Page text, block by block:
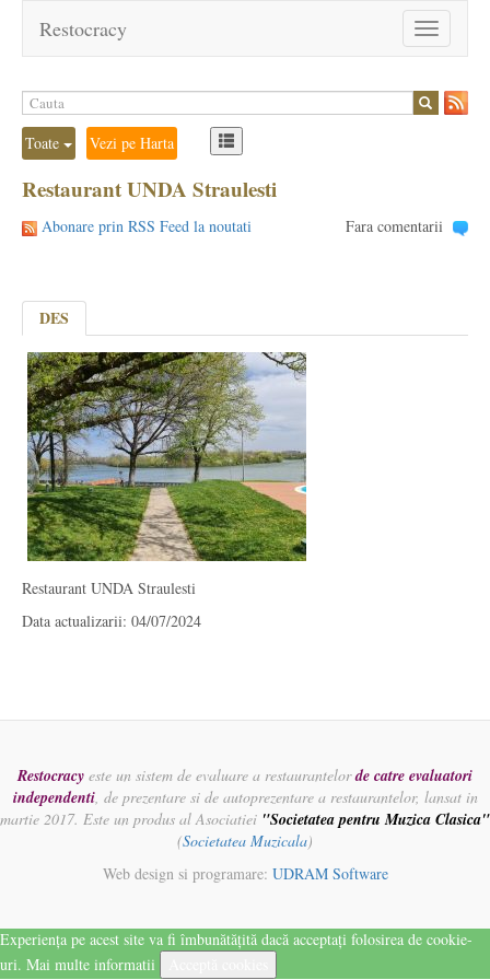
Toggle
navigation
Restocracy
Toate Vezi pe Harta
Restaurant UNDA Straulesti
Abonare prin RSS Feed la noutati Fara comentarii
DES
Restaurant UNDA Straulesti
Data actualizarii: 04/07/2024
Restocracy este un sistem de evaluare a restaurantelorde catre evaluatori
independenti, de prezentare si de autoprezentare a restaurantelor, lansat in
martie 2017. Este un produs al Asociatiei "Societatea pentru Muzica Clasica"
(Societatea Muzicala)
Web design si programare: UDRAM Software
Experiența pe acest site va fi îmbunătățită dacă acceptați folosirea de cookie-
uri. Mai multe informatii